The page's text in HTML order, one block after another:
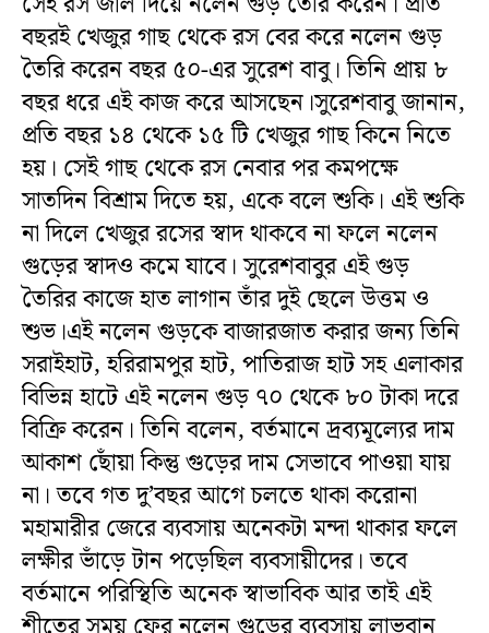
বছরই খেজুর গাছ থেকে রস বের করে নলেন গুড়
তৈরি করেন বছর ৫০-এর সুরেশ বাবু। তিনি প্রায় ৮
বছর ধরে এই কাজ করে আসছেন।সুরেশবাবু জানান,
প্রতি বছর ১৪ থেকে ১৫ টি খেজুর গাছ কিনে নিতে
হয়। সেই গাছ থেকে রস নেবার পর কমপক্ষে
সাতদিন বিশ্রাম দিতে হয়, একে বলে শুকি। এই শুকি
না দিলে খেজুর রসের স্বাদ থাকবে না ফলে নলেন
গুড়ের স্বাদও কমে যাবে। সুরেশবাবুর এই গুড়
তৈরির কাজে হাত লাগান তাঁর দুই ছেলে উত্তম ও
শুভ।এই নলেন গুড়কে বাজারজাত করার জন্য তিনি
সরাইহাট, হরিরামপুর হাট, পাতিরাজ হাট সহ এলাকার
বিভিন্ন হাটে এই নলেন গুড় ৭০ থেকে ৮০ টাকা দরে
বিক্রি করেন। তিনি বলেন, বর্তমানে দ্রব্যমূল্যের দাম
আকাশ ছোঁয়া কিন্তু গুড়ের দাম সেভাবে পাওয়া যায়
না। তবে গত দু’বছর আগে চলতে থাকা করোনা
মহামারীর জেরে ব্যবসায় অনেকটা মন্দা থাকার ফলে
লক্ষীর ভাঁড়ে টান পড়েছিল ব্যবসায়ীদের। তবে
বর্তমানে পরিস্থিতি অনেক স্বাভাবিক আর তাই এই